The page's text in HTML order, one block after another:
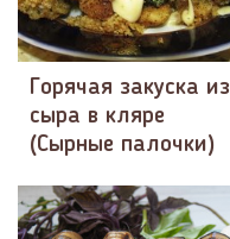
Горячая закуска из
сыра в кляре
(Сырные палочки)